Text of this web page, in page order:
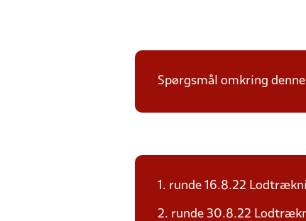
Spørgsmål omkring
1. runde 16.8.22
2. runde 30.8.22